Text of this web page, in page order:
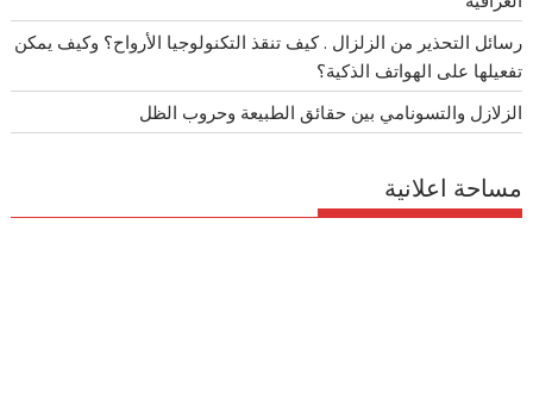
رسائل التحذير من الزلزال . كيف تنقذ التكنولوجيا الأرواح؟ وكيف يمكن
تفعيلها على الهواتف الذكية؟
الزلازل والتسونامي بين حقائق الطبيعة وحروب الظل
مساحة اعلانية